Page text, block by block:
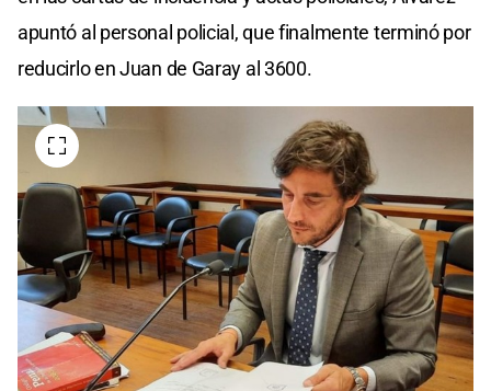
apuntó al personal policial, que finalmente terminó por
reducirlo en Juan de Garay al 3600.